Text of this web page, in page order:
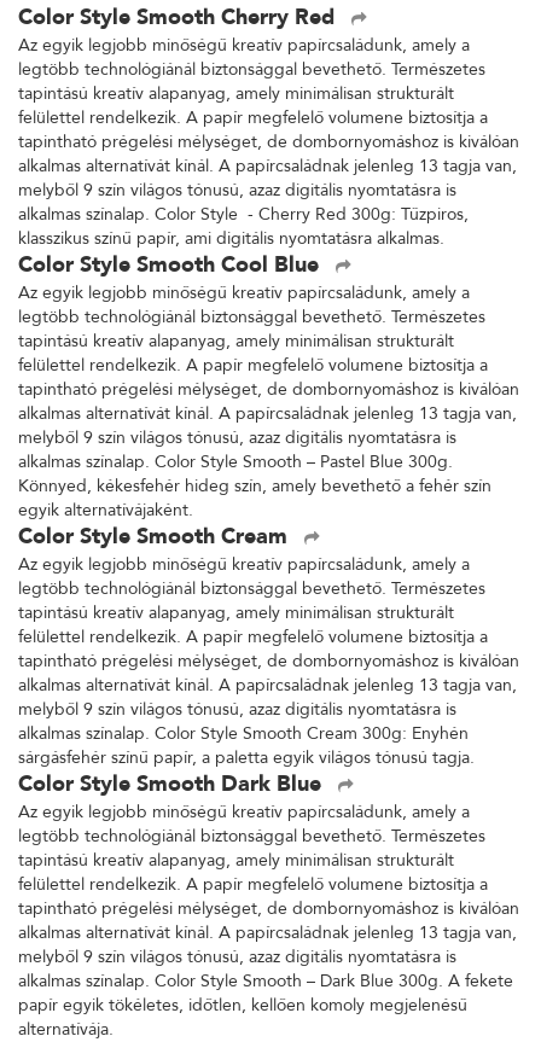
Color Style Smooth Cherry Red
Az egyik legjobb minőségű kreatív papírcsaládunk, amely a
legtöbb technológiánál biztonsággal bevethető. Természetes
tapintású kreatív alapanyag, amely minimálisan strukturált
felülettel rendelkezik. A papír megfelelő volumene biztosítja a
tapintható prégelési mélységet, de dombornyomáshoz is kiválóan
alkalmas alternatívát kínál. A papírcsaládnak jelenleg 13 tagja van,
melyből 9 szín világos tónusú, azaz digitális nyomtatásra is
alkalmas színalap. Color Style - Cherry Red 300g: Tűzpiros,
klasszikus színű papír, ami digitális nyomtatásra alkalmas.
Color Style Smooth Cool Blue
Az egyik legjobb minőségű kreatív papírcsaládunk, amely a
legtöbb technológiánál biztonsággal bevethető. Természetes
tapintású kreatív alapanyag, amely minimálisan strukturált
felülettel rendelkezik. A papír megfelelő volumene biztosítja a
tapintható prégelési mélységet, de dombornyomáshoz is kiválóan
alkalmas alternatívát kínál. A papírcsaládnak jelenleg 13 tagja van,
melyből 9 szín világos tónusú, azaz digitális nyomtatásra is
alkalmas színalap. Color Style Smooth – Pastel Blue 300g.
Könnyed, kékesfehér hideg szín, amely bevethető a fehér szín
egyik alternatívájaként.
Color Style Smooth Cream
Az egyik legjobb minőségű kreatív papírcsaládunk, amely a
legtöbb technológiánál biztonsággal bevethető. Természetes
tapintású kreatív alapanyag, amely minimálisan strukturált
felülettel rendelkezik. A papír megfelelő volumene biztosítja a
tapintható prégelési mélységet, de dombornyomáshoz is kiválóan
alkalmas alternatívát kínál. A papírcsaládnak jelenleg 13 tagja van,
melyből 9 szín világos tónusú, azaz digitális nyomtatásra is
alkalmas színalap. Color Style Smooth Cream 300g: Enyhén
sárgásfehér színű papír, a paletta egyik világos tónusú tagja.
Color Style Smooth Dark Blue
Az egyik legjobb minőségű kreatív papírcsaládunk, amely a
legtöbb technológiánál biztonsággal bevethető. Természetes
tapintású kreatív alapanyag, amely minimálisan strukturált
felülettel rendelkezik. A papír megfelelő volumene biztosítja a
tapintható prégelési mélységet, de dombornyomáshoz is kiválóan
alkalmas alternatívát kínál. A papírcsaládnak jelenleg 13 tagja van,
melyből 9 szín világos tónusú, azaz digitális nyomtatásra is
alkalmas színalap. Color Style Smooth – Dark Blue 300g. A fekete
papír egyik tökéletes, időtlen, kellően komoly megjelenésű
alternatívája.